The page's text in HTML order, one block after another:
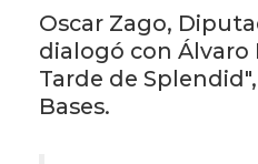
Oscar Zago,
dialogó con Álvaro
Tarde de
Bases.